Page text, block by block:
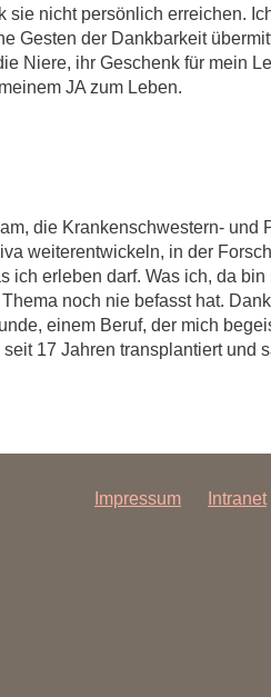
nicht persönlich erreichen.
Gesten der Dankbarkeit
Niere, ihr Geschenk für mein
JA zum Leben.
die Krankenschwestern- und
weiterentwickeln, in der
erleben darf. Was ich, da
noch nie befasst hat.
einem Beruf, der mich
17 Jahren transplantiert und
Impressum Intranet